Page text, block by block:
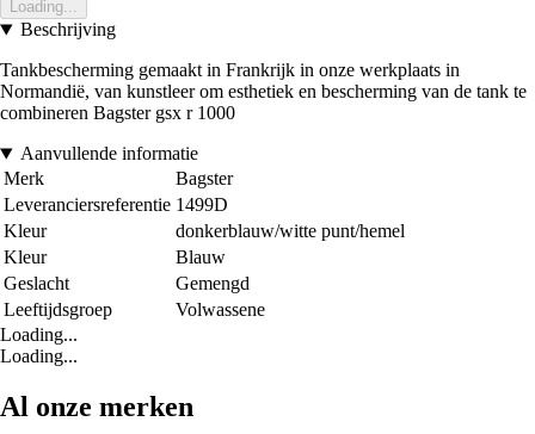
Loading...
Beschrijving
Tankbescherming gemaakt in Frankrijk in onze werkplaats in
Normandië, van kunstleer om esthetiek en bescherming van de tank te
combineren Bagster gsx r 1000
Aanvullende informatie
Merk
Bagster
Leveranciersreferentie 1499D
Kleur
donkerblauw/witte punt/hemel
Kleur
Blauw
Geslacht
Gemengd
Leeftijdsgroep
Volwassene
Loading...
Loading...
Al onze merken